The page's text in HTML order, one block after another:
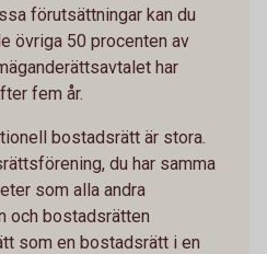
förutsättningar kan du
övriga 50 procenten av
har
fem år.
bostadsrätt är stora.
du har samma
som alla andra
och bostadsrätten
som en bostadsrätt i en